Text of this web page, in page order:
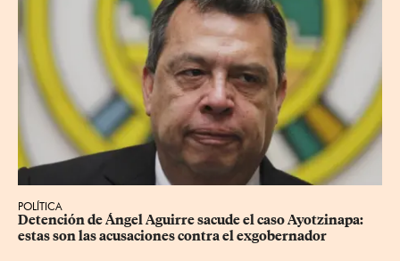
POLÍTICA
Detención de Ángel Aguirre sacude el caso Ayotzinapa:
estas son las acusaciones contra el exgobernador